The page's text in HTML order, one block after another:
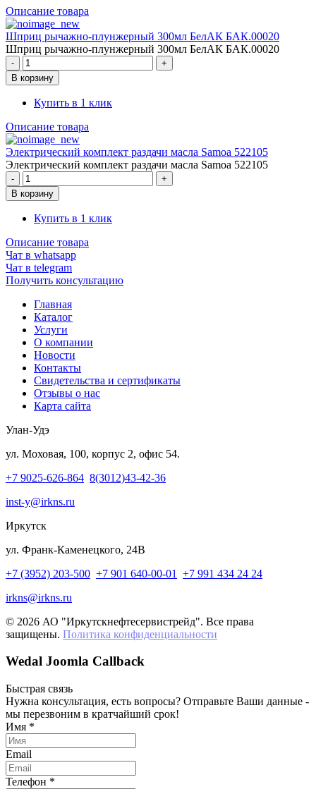
Описание товара
Шприц рычажно-плунжерный 300мл БелАК БАК.00020
Шприц рычажно-плунжерный 300мл БелАК БАК.00020
Купить в 1 клик
Описание товара
Электрический комплект раздачи масла Samoa 522105
Электрический комплект раздачи масла Samoa 522105
Купить в 1 клик
Описание товара
Чат в whatsapp
Чат в telegram
Получить консультацию
Главная
Каталог
Услуги
О компании
Новости
Контакты
Свидетельства и сертификаты
Отзывы о нас
Карта сайта
Улан-Удэ
ул. Моховая, 100, корпус 2, офис 54.
+7 9025-626-864 8(3012)43-42-36
inst-y@irkns.ru
Иркутск
ул. Франк-Каменецкого, 24В
+7 (3952) 203-500 +7 901 640-00-01
+7 991 434 24 24
irkns@irkns.ru
© 2026 АО "Иркутскнефтесервистрейд". Все права
защищены. Политика конфиденциальности
Wedal Joomla Callback
Быстрая связь
Нужна консультация, есть вопросы? Отправьте Ваши данные -
мы перезвоним в кратчайший срок!
Имя *
Email
Телефон *